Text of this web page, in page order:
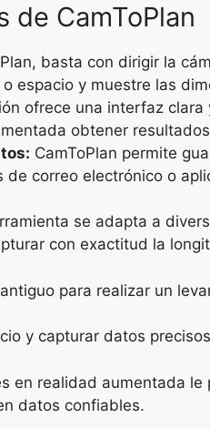
de CamToPlan
basta con dirigir la
espacio y muestre las
ofrece una interfaz
obtener
CamToPlan permite
correo electrónico o
se adapta a
con exactitud la
para realizar un
y capturar datos
en realidad aumentada
datos confiables.